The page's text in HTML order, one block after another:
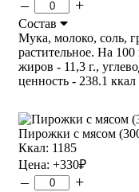
– +
Состав
Мука, молоко, соль,
растительное. На
жиров - 11,3 г.,
ценность - 238.1 ккал
Пирожки с мясом
Ккал: 1185
Цена: +330₽
– +